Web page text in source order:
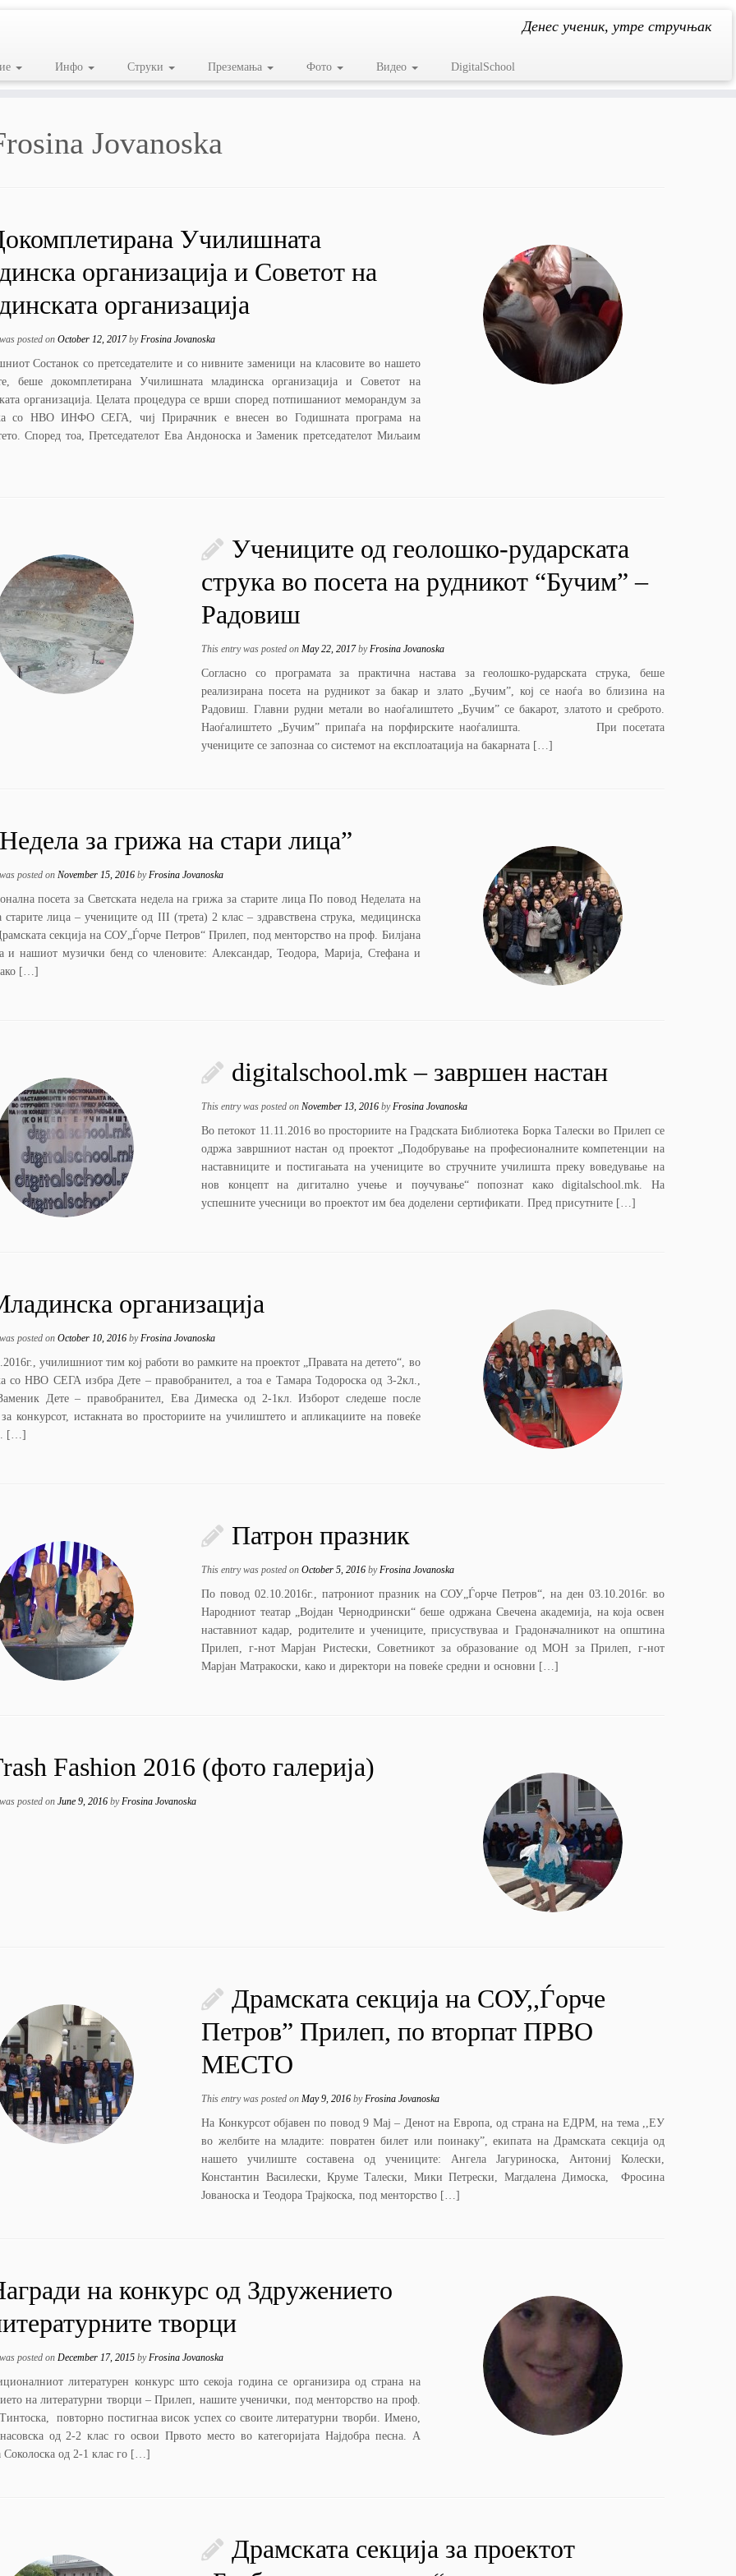
Денес ученик, утре стручњак
Инфо Струки Преземања Фото Видео DigitalSchool
Jovanoska
Училишната
организација и Советот на
организација
posted on October 12, 2017 byFrosina Jovanoska
Состанок со претседателите и со нивните заменици на класовите во нашето
беше докомплетирана Училишната младинска организација и Советот на
организација. Целата процедура се врши според потпишаниот меморандум за
со НВО ИНФО СЕГА, чиј Прирачник е внесен во Годишната програма на
Според тоа, Претседателот Ева Андоноска и Заменик претседателот Миљаим
Учениците од геолошко-рударската
струка во посета на рудникот “Бучим” –
Радовиш
This entry was posted onMay 22, 2017 byFrosina Jovanoska
Согласно со програмата за практична настава за геолошко-рударската струка, беше
реализирана посета на рудникот за бакар и злато „Бучим”, кој се наоѓа во близина на
Радовиш. Главни рудни метали во наоѓалиштето „Бучим” се бакарот, златото и среброто.
Наоѓалиштето „Бучим” припаѓа на порфирските наоѓалишта. При посетата
учениците се запознаа со системот на експлоатација на бакарната […]
за грижа на стари лица”
posted on November 15, 2016 byFrosina Jovanoska
посета за Светската недела на грижа за старите лица По повод Неделата на
старите лица – учениците од III (трета) 2 клас – здравствена струка, медицинска
секција на СОУ„Ѓорче Петров“ Прилеп, под менторство на проф. Билјана
и нашиот музички бенд со членовите: Александар, Теодора, Марија, Стефана и
[…]
digitalschool.mk – завршен настан
This entry was posted onNovember 13, 2016 byFrosina Jovanoska
Во петокот 11.11.2016 во просториите на Градската Библиотека Борка Талески во Прилеп се
одржа завршниот настан од проектот „Подобрување на професионалните компетенции на
наставниците и постигањата на учениците во стручните училишта преку воведување на
нов концепт на дигитално учење и поучување“ попознат како digitalschool.mk. На
успешните учесници во проектот им беа доделени сертификати. Пред присутните […]
организација
posted on October 10, 2016 byFrosina Jovanoska
училишниот тим кој работи во рамките на проектот „Правата на детето“, во
со НВО СЕГА избра Дете – правобранител, а тоа е Тамара Тодороска од 3-2кл.,
Дете – правобранител, Ева Димеска од 2-1кл. Изборот следеше после
за конкурсот, истакната во просториите на училиштето и апликациите на повеќе
[…]
Патрон празник
This entry was posted onOctober 5, 2016 byFrosina Jovanoska
По повод 02.10.2016г., патрониот празник на СОУ„Ѓорче Петров“, на ден 03.10.2016г. во
Народниот театар „Војдан Чернодрински“ беше одржана Свечена академија, на која освен
наставниот кадар, родителите и учениците, присуствуваа и Градоначалникот на општина
Прилеп, г-нот Марјан Ристески, Советникот за образование од МОН за Прилеп, г-нот
Марјан Матракоски, како и директори на повеќе средни и основни […]
Fashion 2016 (фото галерија)
posted on June 9, 2016 byFrosina Jovanoska
Драмската секција на СОУ,,Ѓорче
Петров” Прилеп, по вторпат ПРВО
МЕСТО
This entry was posted onMay 9, 2016 byFrosina Jovanoska
На Конкурсот објавен по повод 9 Мај – Денот на Европа, од страна на ЕДРМ, на тема ,,ЕУ
во желбите на младите: повратен билет или поинаку”, екипата на Драмската секција од
нашето училиште составена од учениците: Ангела Јагуриноска, Антониј Колески,
Константин Василески, Круме Талески, Мики Петрески, Магдалена Димоска, Фросина
Јованоска и Теодора Трајкоска, под менторство […]
на конкурс од Здружението
творци
posted on December 17, 2015 byFrosina Jovanoska
литературен конкурс што секоја година се организира од страна на
на литературни творци – Прилеп, нашите ученички, под менторство на проф.
повторно постигнаа висок успех со своите литературни творби. Имено,
од 2-2 клас го освои Првото место во категоријата Најдобра песна. А
од 2-1 клас го […]
Драмската секција за проектот